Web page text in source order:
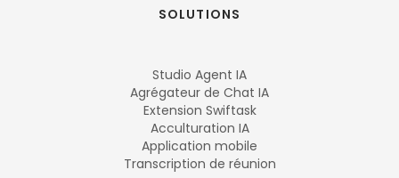
SOLUTIONS
Studio Agent IA
Agrégateur de Chat IA
Extension Swiftask
Acculturation IA
Application mobile
Transcription de réunion